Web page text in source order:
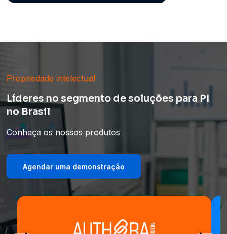
Propriedade intelectual
Líderes no segmento de soluções para PI
no Brasil
Conheça os nossos produtos
Agendar uma demonstração